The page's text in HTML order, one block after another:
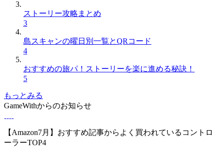
ストーリー攻略まとめ
3
島スキャンの曜日別一覧とQRコード
4
おすすめの旅パ！ストーリーを楽に進める秘訣！
5
もっとみる
GameWithからのお知らせ
【Amazon7月】おすすめ記事からよく買われているコントロ
ーラーTOP4